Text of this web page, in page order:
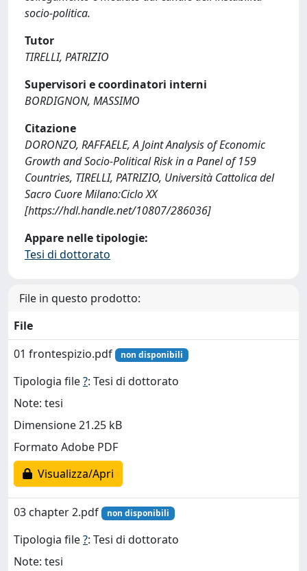
socio-politica.
Tutor
TIRELLI, PATRIZIO
Supervisori e coordinatori interni
BORDIGNON, MASSIMO
Citazione
DORONZO, RAFFAELE, A Joint Analysis of Economic
Growth and Socio-Political Risk in a Panel of 159
Countries, TIRELLI, PATRIZIO, Università Cattolica del
Sacro Cuore Milano:Ciclo XX
[https://hdl.handle.net/10807/286036]
Appare nelle tipologie:
Tesi di dottorato
File in questo prodotto:
File
01 frontespizio.pdf
non disponibili
Tipologia file?: Tesi di dottorato
Note: tesi
Dimensione 21.25 kB
Formato Adobe PDF
Visualizza/Apri
03 chapter 2.pdf non disponibili
Tipologia file?: Tesi di dottorato
Note: tesi